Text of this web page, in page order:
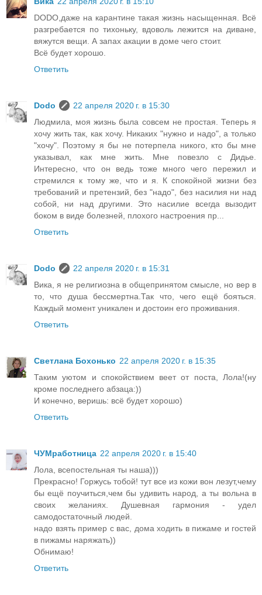
DODO,даже на карантине такая жизнь насыщенная. Всё
разгребается по тихоньку, вдоволь лежится на диване,
вяжутся вещи. А запах акации в доме чего стоит.
Всё будет хорошо.
Ответить
Dodo
22 апреля 2020 г. в 15:30
Людмила, моя жизнь была совсем не простая. Теперь я
хочу жить так, как хочу. Никаких "нужно и надо", а только
"хочу". Поэтому я бы не потерпела никого, кто бы мне
указывал, как мне жить. Мне повезло с Дидье.
Интересно, что он ведь тоже много чего пережил и
стремился к тому же, что и я. К спокойной жизни без
требований и претензий, без "надо", без насилия ни над
собой, ни над другими. Это насилие всегда вызодит
боком в виде болезней, плохого настроения пр...
Ответить
Dodo
22 апреля 2020 г. в 15:31
Вика, я не религиозна в общепринятом смысле, но вер в
то, что душа бессмертна.Так что, чего ещё бояться.
Каждый момент уникален и достоин его проживания.
Ответить
Светлана Бохонько 22 апреля 2020 г. в 15:35
Таким уютом и спокойствием веет от поста, Лола!(ну
кроме последнего абзаца:))
И конечно, веришь: всё будет хорошо)
Ответить
ЧУМработница 22 апреля 2020 г. в 15:40
Лола, всепостельная ты наша)))
Прекрасно! Горжусь тобой! тут все из кожи вон лезут,чему
бы ещё поучиться,чем бы удивить народ, а ты вольна в
своих желаниях. Душевная гармония - удел
самодостаточный людей.
надо взять пример с вас, дома ходить в пижаме и гостей
в пижамы наряжать))
Обнимаю!
Ответить